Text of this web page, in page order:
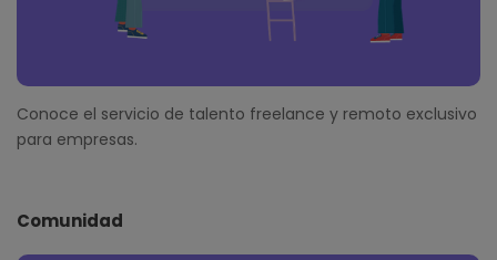
Conoce el servicio de talento freelance y remoto exclusivo
para empresas.
Comunidad